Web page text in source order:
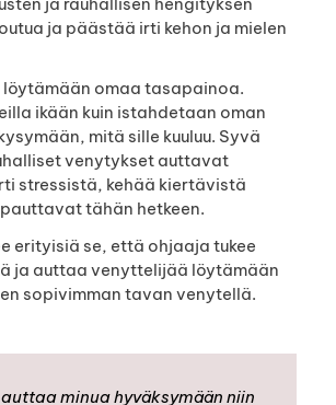
ja päästää irti kehon ja mielen
omaa tasapainoa.
ikään kuin istahdetaan oman
mitä sille kuuluu. Syvä
venytykset auttavat
stressistä, kehää kiertävistä
tähän hetkeen.
erityisiä se, että ohjaaja tukee
ja auttaa venyttelijää löytämään
sopivimman tavan venytellä.
minua hyväksymään niin